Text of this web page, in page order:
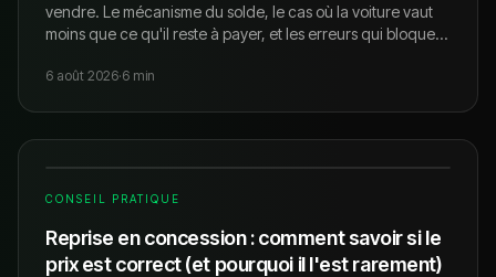
vendre. Le mécanisme du solde, le cas où la voiture vaut
moins que ce qu'il reste à payer, et les erreurs qui bloquent
6 août 2026·6 min
CONSEIL PRATIQUE
Reprise en concession : comment savoir si le
prix est correct (et pourquoi il l'est rarement)